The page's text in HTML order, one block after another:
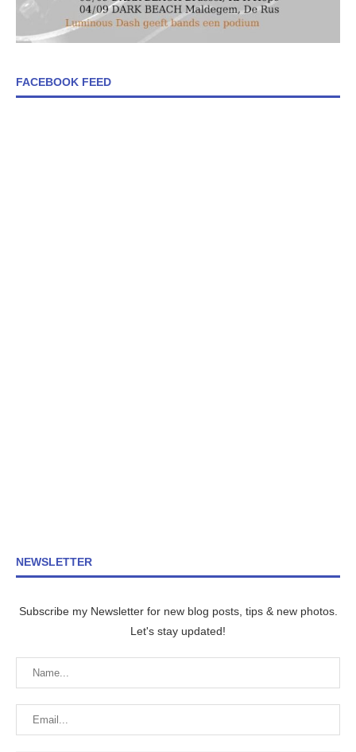
FACEBOOK FEED
NEWSLETTER
Subscribe my Newsletter for new blog posts, tips & new photos.
Let's stay updated!